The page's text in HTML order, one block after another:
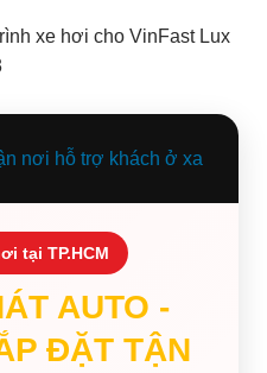
tại TP.HCM
AUTO -
ĐẶT TẬN